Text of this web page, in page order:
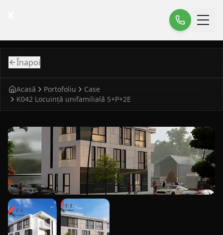
Înapoi
Acasă Portofoliu
Case
K042 Locuință unifamilială S+P+2E
fatada principala pentru case modern K042 Locuinta
vedere laterala pentru case modern K042 Locuinta
detaliu fatada pentru case modern K042